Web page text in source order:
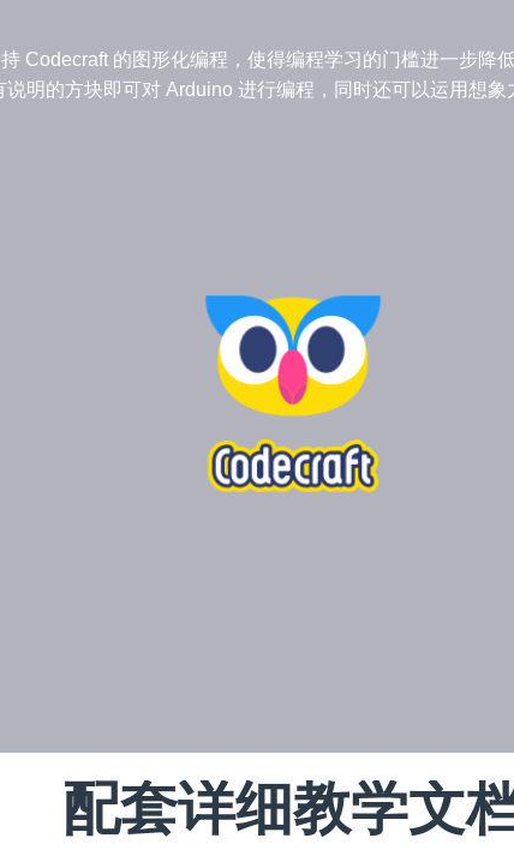
Codecraft 的图形化编程，使得编程学习的门槛进一步降
说明的方块即可对 Arduino 进行编程，同时还可以运用想
配套详细教学文